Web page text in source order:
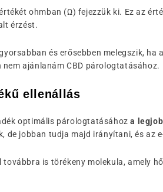
ohmban (Ω) fejezzük ki. Ez az
érzést.
és erősebben melegszik, ha
nem ajánlanám CBD párologtatásához.
ellenállás
optimális párologtatásához a
de jobban tudja majd irányítani, és az
továbbra is törékeny molekula, amely